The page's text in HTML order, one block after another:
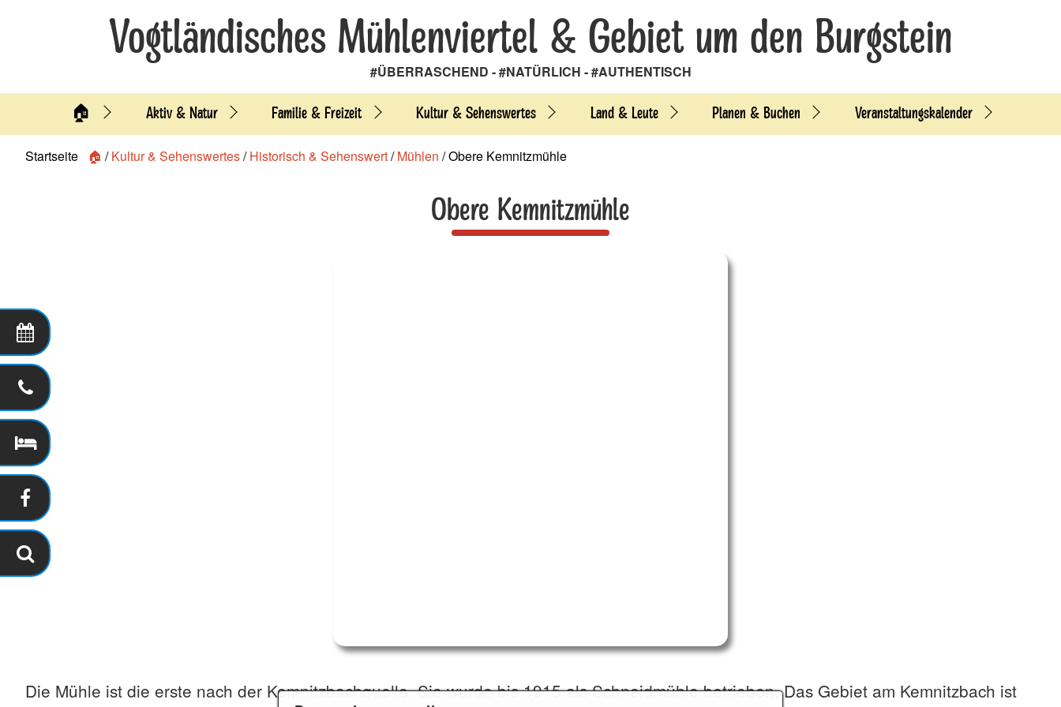
Vogtländisches Mühlenviertel & Gebiet um den Burgstein
#ÜBERRASCHEND - #NATÜRLICH - #AUTHENTISCH
🏠 Aktiv & Natur Familie & Freizeit Kultur & Sehenswertes Land & Leute Planen & Buchen Veranstaltungskalender
Startseite 🏠 / Kultur & Sehenswertes/ Historisch & Sehenswert/ Mühlen /Obere Kemnitzmühle
Obere Kemnitzmühle
Die Mühle ist die erste nach der Kemnitzbachquelle. Sie wurde bis 1915 als Schneidmühle betrieben. Das Gebiet am Kemnitzbach ist